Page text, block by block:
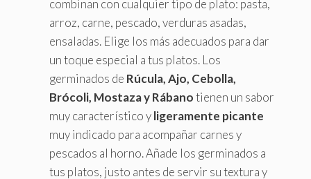
combinan con cualquier tipo de plato: pasta,
arroz, carne, pescado, verduras asadas,
ensaladas. Elige los más adecuados para dar
un toque especial a tus platos. Los
germinados de Rúcula, Ajo, Cebolla,
Brócoli, Mostaza y Rábanotienen un sabor
muy característico yligeramente picante
muy indicado para acompañar carnes y
pescados al horno. Añade los germinados a
tus platos, justo antes de servir su textura y